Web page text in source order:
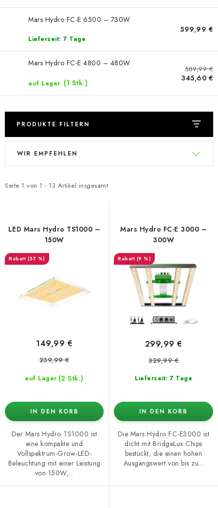
Mars Hydro FC-E 6500 – 730W
Lieferzeit: 7 Tage
599,99 €
Mars Hydro FC-E 4800 – 480W
auf Lager (1 Stk.)
589,99 €
345,60 €
PRODUKTE FILTERN
L
t
e
P
r
Seite 1 von 1 - 13 Artikel insgesamt
P
d
t
o
r
WIR EMPFEHLEN
LED Mars Hydro TS1000 –
150W
(37 %)
auf Lager (2 Stk.)
149,99 €
239,99 €
IN DEN KORB
Der Mars Hydro TS1000 ist
eine kompakte und
Vollspektrum-Grow-LED-
Beleuchtung mit einer Leistung
von 150W,...
Mars Hydro FC-E 3000 –
300W
(9 %)
Lieferzeit: 7 Tage
299,99 €
329,99 €
IN DEN KORB
Die Mars Hydro FC-E3000 ist
dicht mit BridgeLux Chips
bestückt, die einen hohen
Ausgangswert von bis zu...